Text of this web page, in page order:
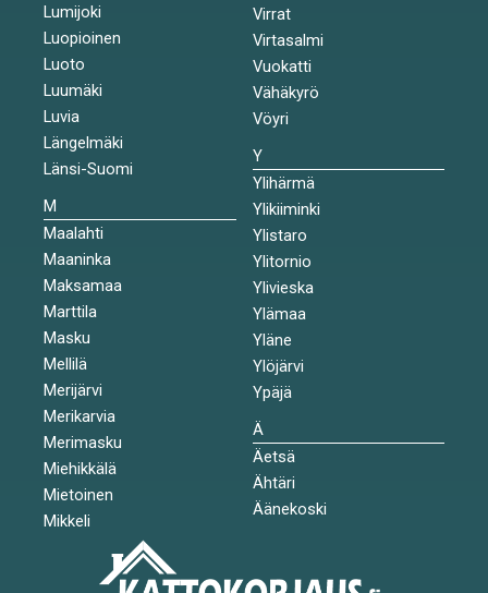
Lumijoki
Luopioinen
Luoto
Luumäki
Luvia
Längelmäki
Länsi-Suomi
M
Maalahti
Maaninka
Maksamaa
Marttila
Masku
Mellilä
Merijärvi
Merikarvia
Merimasku
Miehikkälä
Mietoinen
Mikkeli
Virrat
Virtasalmi
Vuokatti
Vähäkyrö
Vöyri
Y
Ylihärmä
Ylikiiminki
Ylistaro
Ylitornio
Ylivieska
Ylämaa
Yläne
Ylöjärvi
Ypäjä
Ä
Äetsä
Ähtäri
Äänekoski